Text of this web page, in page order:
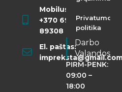
Mobilusis:
+370 698
89308
El. paštas:
Privatumo
politika
Darbo
Valandos
PIRM-PENK:
09:00 –
18:00